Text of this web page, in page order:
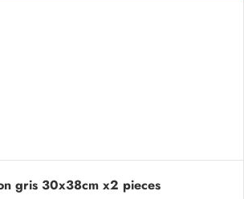
gris 30x38cm x2 pieces